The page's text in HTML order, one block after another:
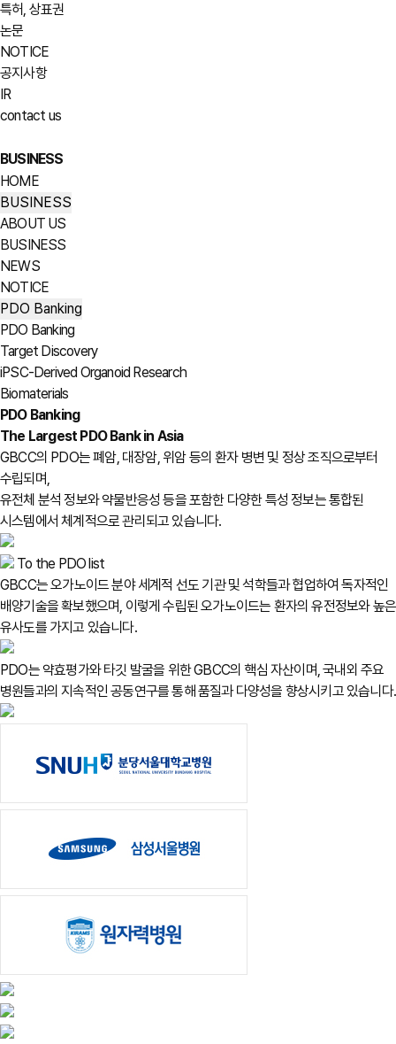
특허, 상표권
논문
NOTICE
공지사항
IR
contact us
BUSINESS
HOME
BUSINESS
ABOUT US
BUSINESS
NEWS
NOTICE
PDO Banking
PDO Banking
Target Discovery
iPSC-Derived Organoid Research
Biomaterials
PDO Banking
The Largest PDO Bank in Asia
GBCC의 PDO는 폐암, 대장암, 위암 등의 환자 병변 및 정상 조직으로부터
수립되며,
유전체 분석 정보와 약물반응성 등을 포함한 다양한 특성 정보는 통합된
시스템에서 체계적으로 관리되고 있습니다.
To the PDO list
GBCC는 오가노이드 분야 세계적 선도 기관 및 석학들과 협업하여 독자적인
배양기술을 확보했으며, 이렇게 수립된 오가노이드는 환자의 유전정보와 높은
유사도를 가지고 있습니다.
PDO는 약효평가와 타깃 발굴을 위한 GBCC의 핵심 자산이며, 국내외 주요
병원들과의 지속적인 공동연구를 통해 품질과 다양성을 향상시키고 있습니다.